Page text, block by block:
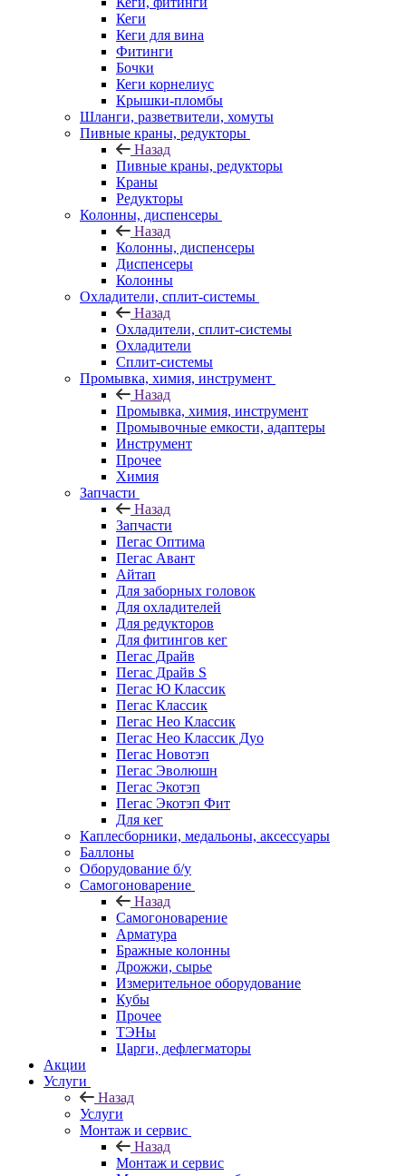
Кеги
Кеги для вина
Фитинги
Бочки
Кеги корнелиус
Крышки-пломбы
Шланги, разветвители, хомуты
Пивные краны, редукторы
Назад
Пивные краны, редукторы
Краны
Редукторы
Колонны, диспенсеры
Назад
Колонны, диспенсеры
Диспенсеры
Колонны
Охладители, сплит-системы
Назад
Охладители, сплит-системы
Охладители
Сплит-системы
Промывка, химия, инструмент
Назад
Промывка, химия, инструмент
Промывочные емкости, адаптеры
Инструмент
Прочее
Химия
Запчасти
Назад
Запчасти
Пегас Оптима
Пегас Авант
Айтап
Для заборных головок
Для охладителей
Для редукторов
Для фитингов кег
Пегас Драйв
Пегас Драйв S
Пегас Ю Классик
Пегас Классик
Пегас Нео Классик
Пегас Нео Классик Дуо
Пегас Новотэп
Пегас Эволюшн
Пегас Экотэп
Пегас Экотэп Фит
Для кег
Каплесборники, медальоны, аксессуары
Баллоны
Оборудование б/у
Самогоноварение
Назад
Самогоноварение
Арматура
Бражные колонны
Дрожжи, сырье
Измерительное оборудование
Кубы
Прочее
ТЭНы
Царги, дефлегматоры
Акции
Услуги
Назад
Услуги
Монтаж и сервис
Назад
Монтаж и сервис